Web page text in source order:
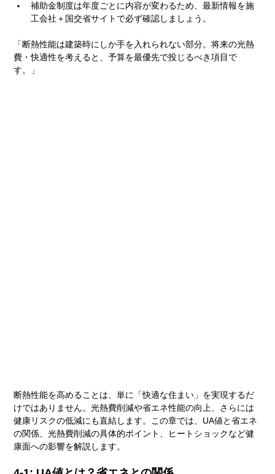
補助金制度は年度ごとに内容が変わるため、最新情報を施
工会社＋国交省サイトで必ず確認しましょう。
「断熱性能は建築時にしか手を入れられない部分。将来の光熱
費・快適性を考えると、予算を最優先で投じるべき項目で
す。」
断熱性能を高めることは、単に「快適な住まい」を実現するだ
けではありません。光熱費削減や省エネ性能の向上、さらには
健康リスクの低減にも直結します。この章では、UA値と省エネ
の関係、光熱費削減の具体的ポイント、ヒートショックなど健
康面への影響を解説します。